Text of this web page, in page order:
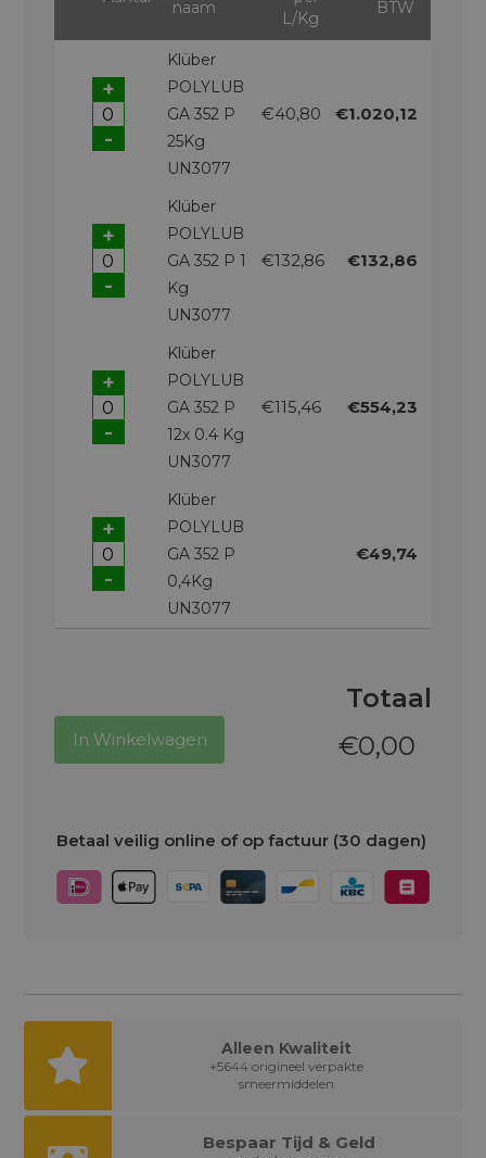
naam
L/Kg
BTW
-
+
Klüber
POLYLUB
GA 352 P
25Kg
UN3077
€40,80 €1.020,12
-
+
Klüber
POLYLUB
GA 352 P 1
Kg
UN3077
€132,86 €132,86
-
+
Klüber
POLYLUB
GA 352 P
12x 0.4 Kg
UN3077
€115,46 €554,23
-
+
Klüber
POLYLUB
GA 352 P
0,4Kg
UN3077
€49,74
Totaal
€0,00
In Winkelwagen
Betaal veilig online of op factuur (30 dagen)
Alleen Kwaliteit
+5644 origineel verpakte
smeermiddelen
Bespaar Tijd & Geld